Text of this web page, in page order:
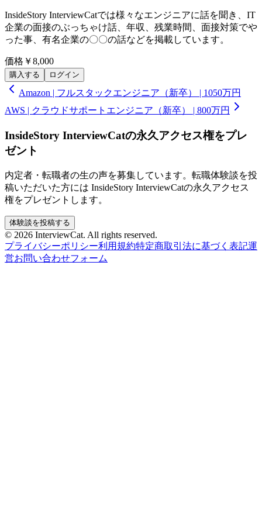
InsideStory InterviewCatでは様々なエンジニアに話を聞き、IT
企業の面接のぶっちゃけ話、年収、残業時間、面接対策でや
った事、有名企業の〇〇の話などを掲載しています。
価格 ￥8,000
購入する ログイン
Amazon | フルスタックエンジニア（新卒） | 1050万円
AWS | クラウドサポートエンジニア（新卒） | 800万円
InsideStory InterviewCatの永久アクセス権をプレ
ゼント
内定者・転職者の生の声を募集しています。転職体験談を投
稿いただいた方には InsideStory InterviewCatの永久アクセス
権をプレゼントします。
体験談を投稿する
© 2026 InterviewCat. All rights reserved.
プライバシーポリシー利用規約特定商取引法に基づく表記運
営お問い合わせフォーム